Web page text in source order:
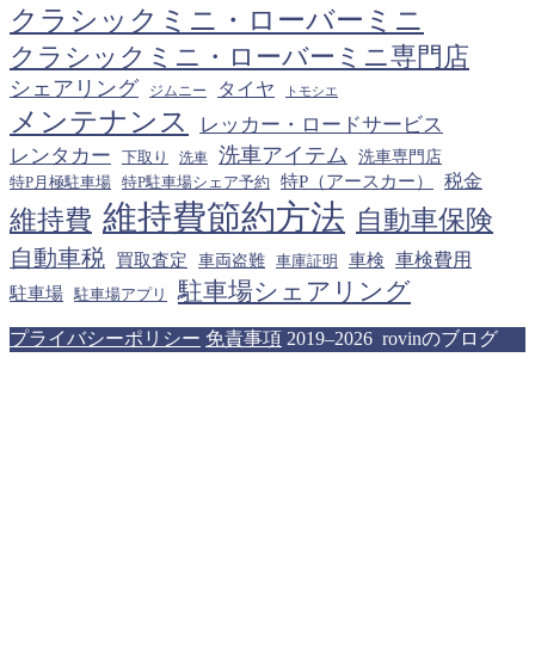
クラシックミニ・ローバーミニ
クラシックミニ・ローバーミニ専門店
シェアリング ジムニー タイヤ トモシエ
メンテナンス
レッカー・ロードサービス
レンタカー
下取り 洗車 洗車アイテム
洗車専門店
特P月極駐車場
特P駐車場シェア予約 特P（アースカー） 税金
維持費 維持費節約方法 自動車保険
自動車税 買取査定 車両盗難 車庫証明 車検 車検費用
駐車場 駐車場アプリ 駐車場シェアリング
プライバシーポリシー 免責事項 2019–2026 rovinのブログ